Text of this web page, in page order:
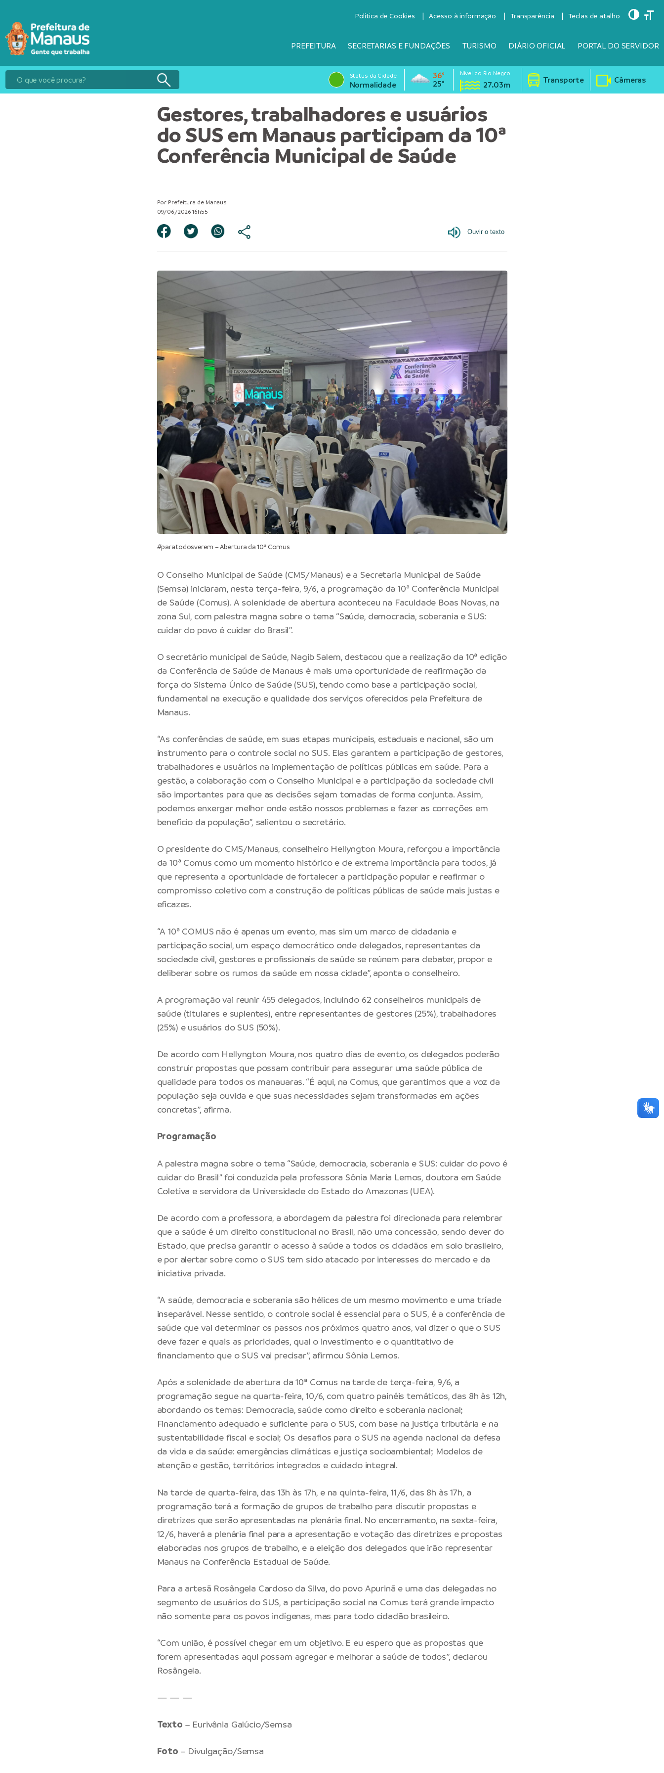
Política de Cookies Acesso à informação Transparência Teclas de atalho
PREFEITURA SECRETARIAS E FUNDAÇÕES TURISMO DIÁRIO OFICIAL PORTAL DO SERVIDOR
Status da Cidade
Normalidade
36°
25°
Nível do Rio Negro
27.03m Transporte Câmeras
Gestores, trabalhadores e usuários
do SUS em Manaus participam da 10ª
Conferência Municipal de Saúde
Por Prefeitura de Manaus
09/06/2026 16h55
#paratodosverem – Abertura da 10ª Comus
O Conselho Municipal de Saúde (CMS/Manaus) e aSecretaria Municipal de Saúde
(Semsa) iniciaram, nesta terça-feira, 9/6, a programação da 10ª Conferência Municipal
de Saúde (Comus). A solenidade de abertura aconteceu na Faculdade Boas Novas, na
zona Sul, com palestra magna sobre o tema “Saúde, democracia, soberania e SUS:
cuidar do povo é cuidar do Brasil”.
O secretário municipal de Saúde, Nagib Salem, destacou que a realização da 10ª edição
da Conferência de Saúde de Manaus é mais uma oportunidade de reafirmação da
força do Sistema Único de Saúde (SUS), tendo como base a participação social,
fundamental na execução e qualidade dos serviços oferecidos pela Prefeitura de
Manaus.
“As conferências de saúde, em suas etapas municipais, estaduais e nacional, são um
instrumento para o controle social no SUS. Elas garantem a participação de gestores,
trabalhadores e usuários na implementação de políticas públicas em saúde. Para a
gestão, a colaboração com o Conselho Municipal e a participação da sociedade civil
são importantes para que as decisões sejam tomadas de forma conjunta. Assim,
podemos enxergar melhor onde estão nossos problemas e fazer as correções em
benefício da população”, salientou o secretário.
O presidente do CMS/Manaus, conselheiro Hellyngton Moura, reforçou a importância
da 10ª Comus como um momento histórico e de extrema importância para todos, já
que representa a oportunidade de fortalecer a participação popular e reafirmar o
compromisso coletivo com a construção de políticas públicas de saúde mais justas e
eficazes.
“A 10ª COMUS não é apenas um evento, mas sim um marco de cidadania e
participação social, um espaço democrático onde delegados, representantes da
sociedade civil, gestores e profissionais de saúde se reúnem para debater, propor e
deliberar sobre os rumos da saúde em nossa cidade”, aponta o conselheiro.
A programação vai reunir 455 delegados, incluindo 62 conselheiros municipais de
saúde (titulares e suplentes), entre representantes de gestores (25%), trabalhadores
(25%) e usuários do SUS (50%).
De acordo com Hellyngton Moura, nos quatro dias de evento, os delegados poderão
construir propostas que possam contribuir para assegurar uma saúde pública de
qualidade para todos os manauaras. “É aqui, na Comus, que garantimos que a voz da
população seja ouvida e que suas necessidades sejam transformadas em ações
concretas”, afirma.
Programação
A palestra magna sobre o tema “Saúde, democracia, soberania e SUS: cuidar do povo é
cuidar do Brasil” foi conduzida pela professora Sônia Maria Lemos, doutora em Saúde
Coletiva e servidora da Universidade do Estado do Amazonas (UEA).
De acordo com a professora, a abordagem da palestra foi direcionada para relembrar
que a saúde é um direito constitucional no Brasil, não uma concessão, sendo dever do
Estado, que precisa garantir o acesso à saúde a todos os cidadãos em solo brasileiro,
e por alertar sobre como o SUS tem sido atacado por interesses do mercado e da
iniciativa privada.
“A saúde, democracia e soberania são hélices de um mesmo movimento e uma tríade
inseparável. Nesse sentido, o controle social é essencial para o SUS, é a conferência de
saúde que vai determinar os passos nos próximos quatro anos, vai dizer o que o SUS
deve fazer e quais as prioridades, qual o investimento e o quantitativo de
financiamento que o SUS vai precisar”, afirmou Sônia Lemos.
Após a solenidade de abertura da 10ª Comus na tarde de terça-feira, 9/6, a
programação segue na quarta-feira, 10/6, com quatro painéis temáticos, das 8h às 12h,
abordando os temas: Democracia, saúde como direito e soberania nacional;
Financiamento adequado e suficiente para o SUS, com base na justiça tributária e na
sustentabilidade fiscal e social; Os desafios para o SUS na agenda nacional da defesa
da vida e da saúde: emergências climáticas e justiça socioambiental; Modelos de
atenção e gestão, territórios integrados e cuidado integral.
Na tarde de quarta-feira, das 13h às 17h, e na quinta-feira, 11/6, das 8h às 17h, a
programação terá a formação de grupos de trabalho para discutir propostas e
diretrizes que serão apresentadas na plenária final. No encerramento, na sexta-feira,
12/6, haverá a plenária final para a apresentação e votação das diretrizes e propostas
elaboradas nos grupos de trabalho, e a eleição dos delegados que irão representar
Manaus na Conferência Estadual de Saúde.
Para a artesã Rosângela Cardoso da Silva, do povo Apurinã e uma das delegadas no
segmento de usuários do SUS, a participação social na Comus terá grande impacto
não somente para os povos indígenas, mas para todo cidadão brasileiro.
“Com união, é possível chegar em um objetivo. E eu espero que as propostas que
forem apresentadas aqui possam agregar e melhorar a saúde de todos”, declarou
Rosângela.
— — —
Texto – Eurivânia Galúcio/Semsa
Foto – Divulgação/Semsa